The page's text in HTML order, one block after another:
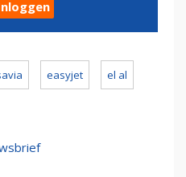
easyjet el al